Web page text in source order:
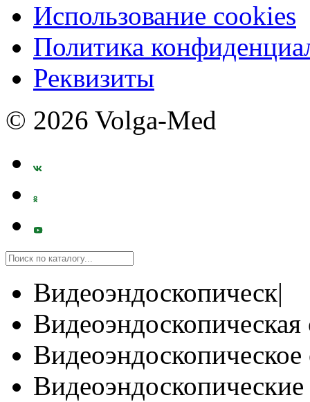
Использование cookies
Политика
Реквизиты
© 2026 Volga-Med
Видеоэндоскопическ|
Видеоэндоскопическая